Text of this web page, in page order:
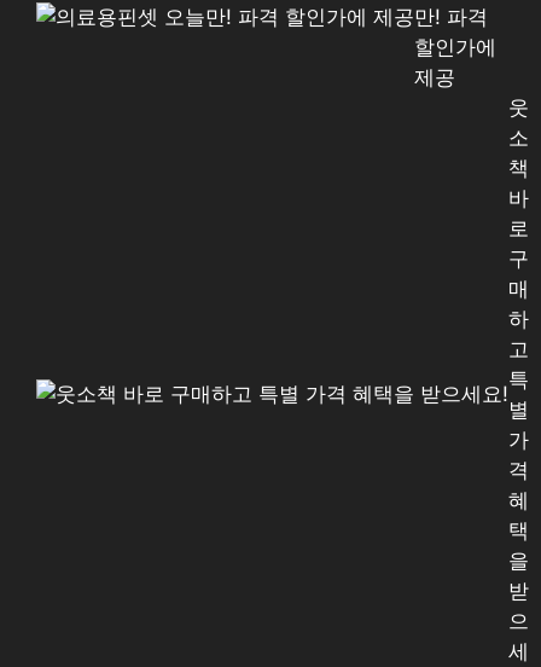
만! 파격
할인가에
제공
웃
소
책
바
로
구
매
하
고
특
별
가
격
혜
택
을
받
으
세